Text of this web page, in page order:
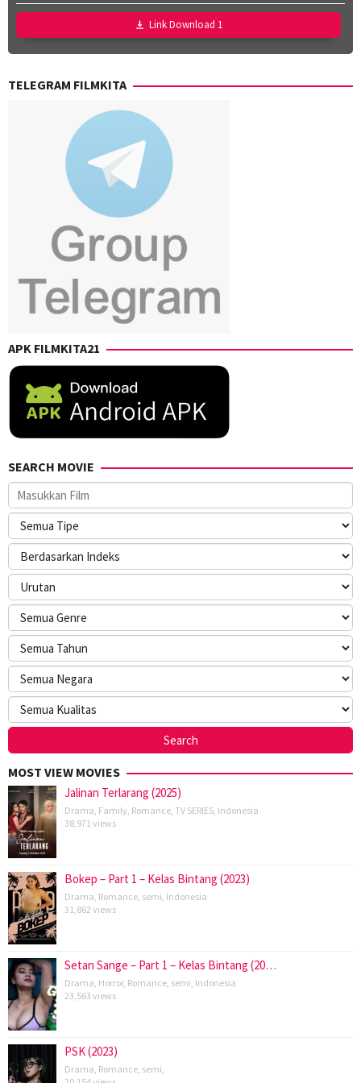
Link Download 1
TELEGRAM FILMKITA
APK FILMKITA21
SEARCH MOVIE
MOST VIEW MOVIES
Jalinan Terlarang (2025)
Drama Family Romance TV SERIES Indonesia
38,971 views
Bokep – Part 1 – Kelas Bintang (2023)
Drama Romance semi Indonesia
31,862 views
Setan Sange – Part 1 – Kelas Bintang (20…
Drama Horror, Romance semi Indonesia
23,563 views
PSK (2023)
Drama Romance semi